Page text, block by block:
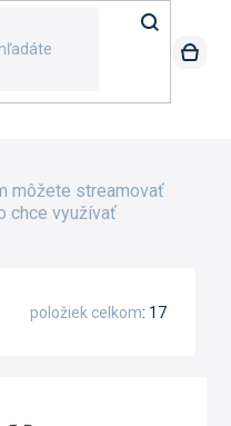
môžete streamovať
chce využívať
17
položiek celkom